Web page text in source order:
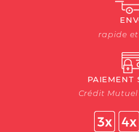
rapide
PAIEMENT
Crédit